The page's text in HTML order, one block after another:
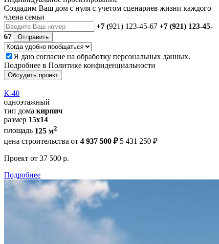
Создадим Ваш дом с нуля с учетом сценариев жизни каждого
члена семьи
+7 (921) 123-45-67 +7 (921) 123-45-
67
Отправить
Я даю согласие на обработку персональных данных.
Подробнее в Политике конфиденциальности
Обсудить проект
К-40
одноэтажный
тип дома кирпич
размер 15x14
площадь 125 м2
цена строительства от 4 937 500 ₽ 5 431 250 ₽
Проект от 37 500 р.
Подробнее